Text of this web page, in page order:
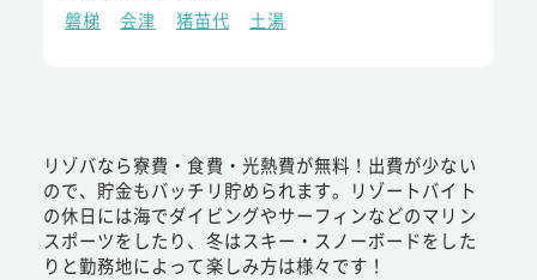
磐梯
会津 猪苗代 土湯
リゾバなら寮費・食費・光熱費が無料！出費が少ない
ので、貯金もバッチリ貯められます。リゾートバイト
の休日には海でダイビングやサーフィンなどのマリン
スポーツをしたり、冬はスキー・スノーボードをした
りと勤務地によって楽しみ方は様々です！